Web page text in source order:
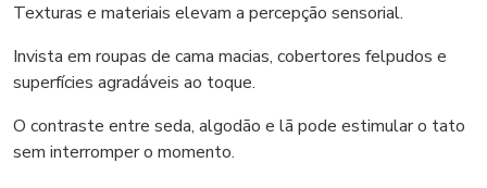
Texturas e materiais elevam a percepção sensorial.
Invista em roupas de cama macias, cobertores felpudos e
superfícies agradáveis ao toque.
O contraste entre seda, algodão e lã pode estimular o tato
sem interromper o momento.